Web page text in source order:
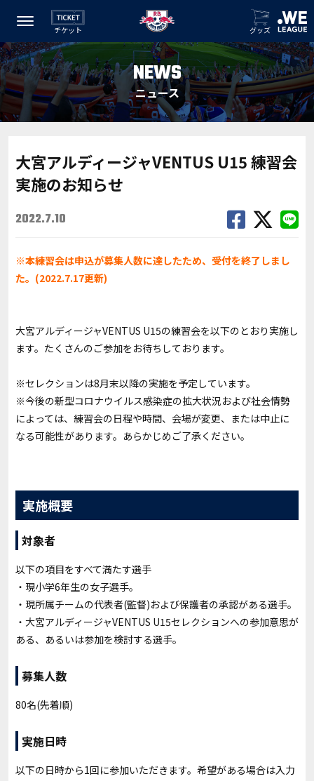
チケット グッズ
NEWS
ニュース
大宮アルディージャVENTUS U15 練習会
実施のお知らせ
2022.7.10
※本練習会は申込が募集人数に達したため、受付を終了しまし
た。(2022.7.17更新)
大宮アルディージャVENTUS U15の練習会を以下のとおり実施し
ます。たくさんのご参加をお待ちしております。
※セレクションは8月末以降の実施を予定しています。
※今後の新型コロナウイルス感染症の拡大状況および社会情勢
によっては、練習会の日程や時間、会場が変更、または中止に
なる可能性があります。あらかじめご了承ください。
実施概要
対象者
以下の項目をすべて満たす選手
・現小学6年生の女子選手。
・現所属チームの代表者(監督)および保護者の承認がある選手。
・大宮アルディージャVENTUS U15セレクションへの参加意思が
ある、あるいは参加を検討する選手。
募集人数
80名(先着順)
実施日時
以下の日時から1回に参加いただきます。希望がある場合は入力